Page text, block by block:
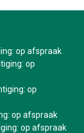
op afspraak
op
op
op afspraak
op afspraak